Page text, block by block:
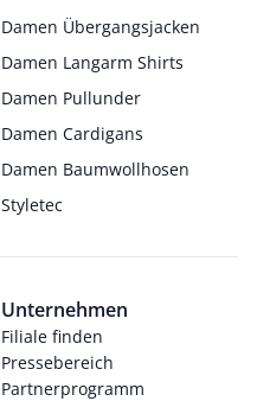
Damen Übergangsjacken
Damen Langarm Shirts
Damen Pullunder
Damen Cardigans
Damen Baumwollhosen
Styletec
Unternehmen
Filiale finden
Pressebereich
Partnerprogramm